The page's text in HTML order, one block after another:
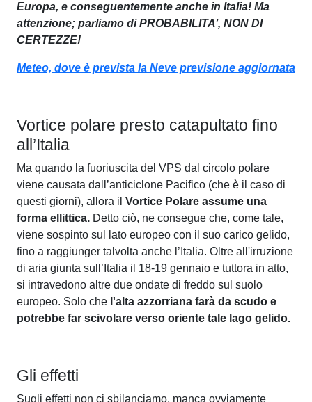
Europa, e conseguentemente anche in Italia! Ma
attenzione; parliamo di PROBABILITA’, NON DI
CERTEZZE!
Meteo, dove è prevista la Neve previsione aggiornata
Vortice polare presto catapultato fino
all’Italia
Ma quando la fuoriuscita del VPS dal circolo polare
viene causata dall’anticiclone Pacifico (che è il caso di
questi giorni), allora il Vortice Polare assume una
forma ellittica. Detto ciò, ne consegue che, come tale,
viene sospinto sul lato europeo con il suo carico gelido,
fino a raggiunger talvolta anche l’Italia. Oltre all'irruzione
di aria giunta sull’Italia il 18-19 gennaio e tuttora in atto,
si intravedono altre due ondate di freddo sul suolo
europeo. Solo che l'alta azzorriana farà da scudo e
potrebbe far scivolare verso oriente tale lago gelido.
Gli effetti
Sugli effetti non ci sbilanciamo, manca ovviamente